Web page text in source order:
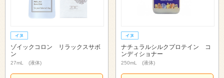
ゾイックコロン リラックスサボ
ン
27mL (液体)
ナチュラルシルクプロテイン コ
ンディショナー
250mL (液体)